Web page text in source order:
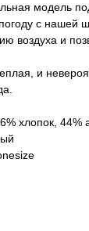
модель
с нашей
воздуха и
и
хлопок, 44%